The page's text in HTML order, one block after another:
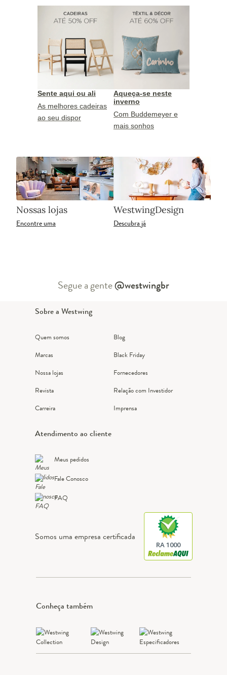
Sente aqui ou ali
As melhores cadeiras
ao seu dispor
Aqueça-se neste
inverno
Com Buddemeyer e
mais sonhos
Nossas lojas
Encontre uma
WestwingDesign
Descubra já
Segue a gente@westwingbr
Sobre a Westwing
Quem somos
Marcas
Nossa lojas
Revista
Carreira
Blog
Black Friday
Fornecedores
Relação com Investidor
Imprensa
Atendimento ao cliente
Meus pedidos
Fale Conosco
FAQ
Somos uma empresa certificada
RA 1000
Conheça também